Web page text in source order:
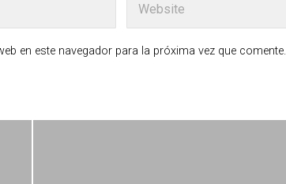
en este navegador para la próxima vez que comente.